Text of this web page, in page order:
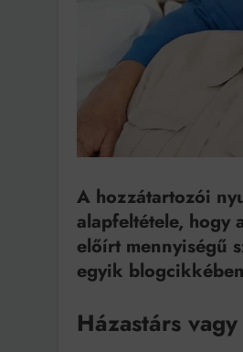
A hozzátartozói
alapfeltétele, hogy
előírt mennyiségű
egyik
Házastárs